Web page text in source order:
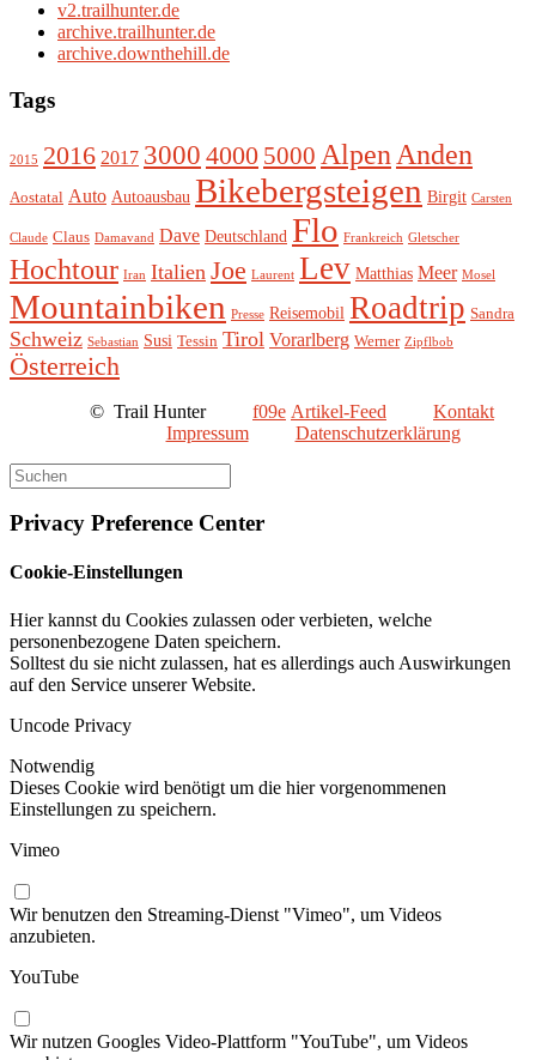
v2.trailhunter.de
archive.trailhunter.de
archive.downthehill.de
Tags
2015 2016 2017 3000 4000 5000 Alpen Anden
Aostatal Auto Autoausbau Bikebergsteigen Birgit Carsten
Claude Claus Damavand Dave Deutschland Flo Frankreich Gletscher
Hochtour Iran Italien Joe Laurent Lev Matthias Meer Mosel
Mountainbiken Presse Reisemobil Roadtrip Sandra
Schweiz Sebastian Susi Tessin Tirol Vorarlberg Werner Zipflbob
Österreich
© Trail Hunter Artikel-Feed
Kontakt
Impressum
Datenschutzerklärung
Privacy Preference Center
Cookie-Einstellungen
Hier kannst du Cookies zulassen oder verbieten, welche
personenbezogene Daten speichern.
Solltest du sie nicht zulassen, hat es allerdings auch Auswirkungen
auf den Service unserer Website.
Uncode Privacy
Notwendig
Dieses Cookie wird benötigt um die hier vorgenommenen
Einstellungen zu speichern.
Vimeo
Wir benutzen den Streaming-Dienst "Vimeo", um Videos
anzubieten.
YouTube
Wir nutzen Googles Video-Plattform "YouTube", um Videos